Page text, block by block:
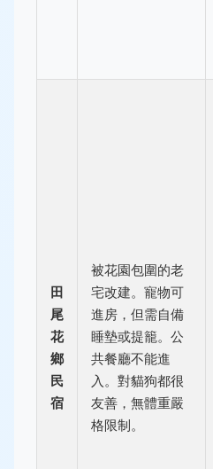
田
尾
花
鄉
民
宿
被花園包圍的老
宅改建。寵物可
進房，但需自備
睡墊或提籠。公
共餐廳不能進
入。對貓狗都很
友善，無體重嚴
格限制。